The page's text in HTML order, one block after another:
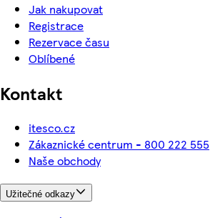
Jak nakupovat
Registrace
Rezervace času
Oblíbené
Kontakt
itesco.cz
Zákaznické centrum - 800 222 555
Naše obchody
Užitečné odkazy